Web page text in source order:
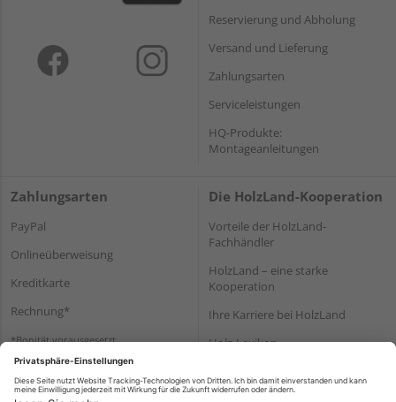
Reservierung und Abholung
Versand und Lieferung
Zahlungsarten
Serviceleistungen
HQ-Produkte:
Montageanleitungen
Zahlungsarten
PayPal
Onlineüberweisung
Kreditkarte
Rechnung*
*Bonität vorausgesetzt
Die HolzLand-Kooperation
Vorteile der HolzLand-
Fachhändler
HolzLand – eine starke
Kooperation
Ihre Karriere bei HolzLand
Holz-Lexikon